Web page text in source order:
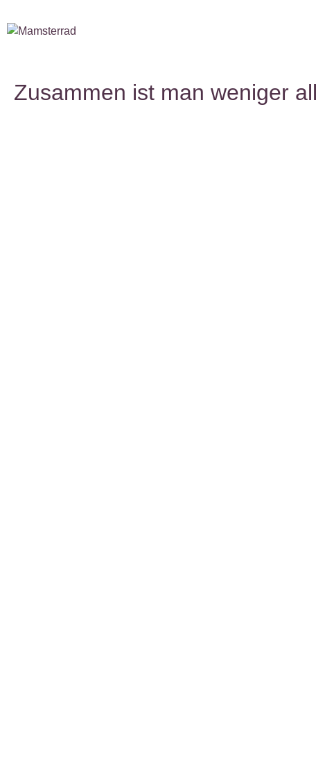
Zusammen ist man weniger